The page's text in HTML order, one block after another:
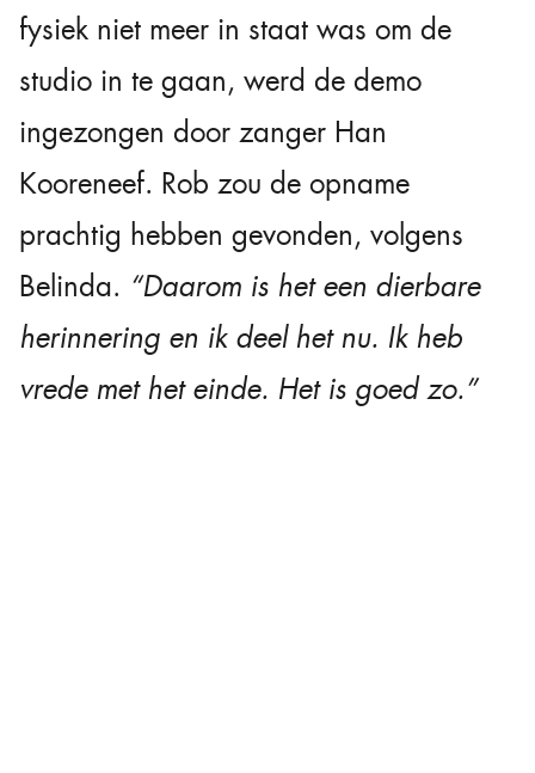
fysiek niet meer in staat was om de
studio in te gaan, werd de demo
ingezongen door zanger Han
Kooreneef. Rob zou de opname
prachtig hebben gevonden, volgens
Belinda. “Daarom is het een dierbare
herinnering en ik deel het nu. Ik heb
vrede met het einde. Het is goed zo.”